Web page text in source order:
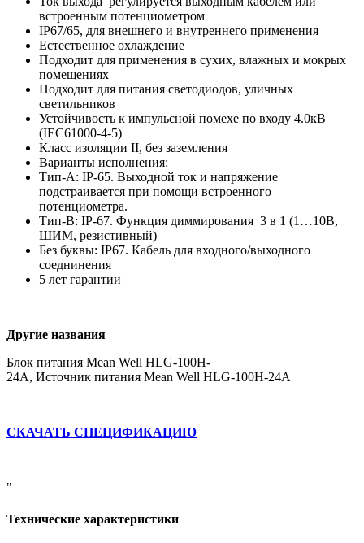
встроенным потенциометром
IP67/65, для внешнего и внутреннего применения
Естественное охлаждение
Подходит для применения в сухих, влажных и мокрых
помещениях
Подходит для питания светодиодов, уличных
светильников
Устойчивость к импульсной помехе по входу 4.0кВ
(IEC61000-4-5)
Класс изоляции II, без заземления
Варианты исполнения:
Тип-А: IP-65. Выходной ток и напряжение
подстраивается при помощи встроенного
потенциометра.
Тип-B: IP-67. Функция диммирования 3 в 1 (1…10В,
ШИМ, резистивный)
Без буквы: IP67. Кабель для входного/выходного
соеднинения
5 лет гарантии
Другие названия
Блок питания Mean Well HLG-100H-
24A, Источник питания Mean Well HLG-100H-24A
СКАЧАТЬ СПЕЦИФИКАЦИЮ
"
Технические характеристики